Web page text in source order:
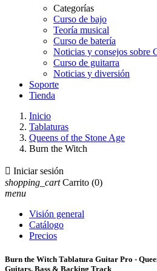
Categorías
Curso de bajo
Teoría musical
Curso de batería
Noticias y consejos sobre
Curso de guitarra
Noticias y diversión
Soporte
Tienda
Inicio
Tablaturas
Queens of the Stone Age
Burn the Witch
 Iniciar sesión
shopping_cart Carrito (0)
menu
Visión general
Catálogo
Precios
Burn the Witch Tablatura Guitar Pro -
Guitars, Bass & Backing Track